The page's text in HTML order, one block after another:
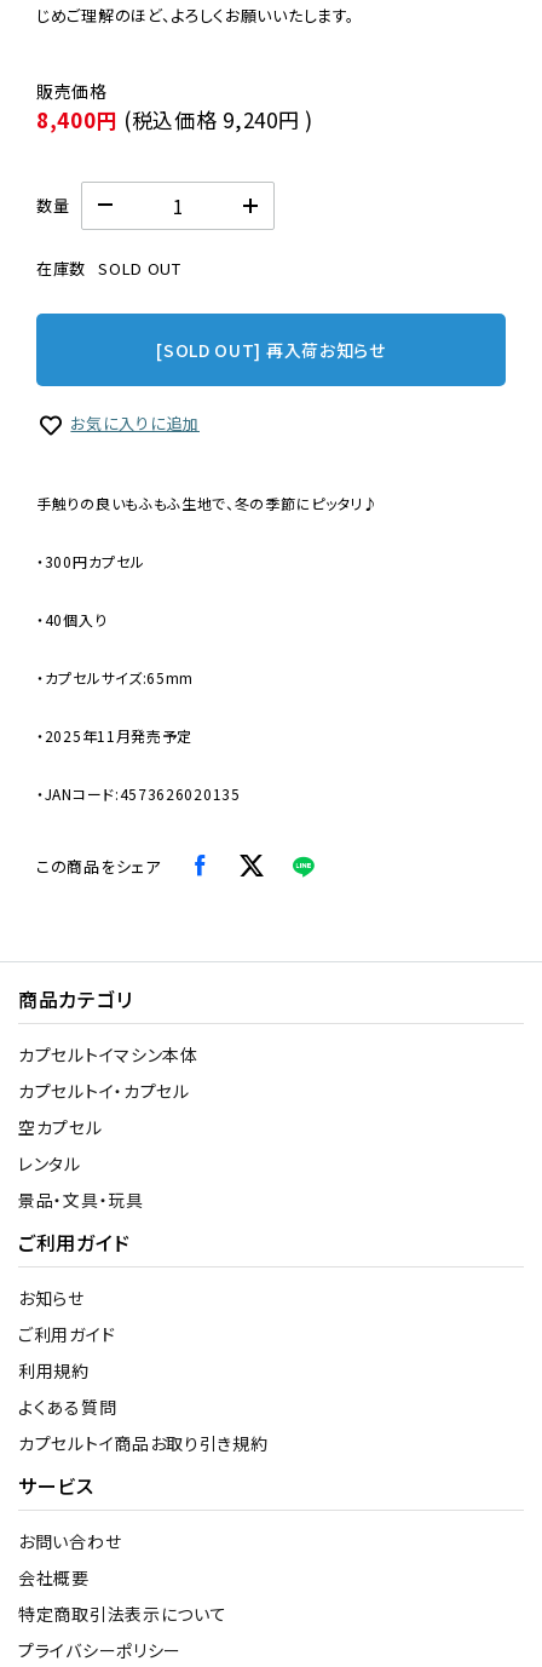
じめご理解のほど、よろしくお願いいたします。
8,400円 (税込価格 9,240円 )
数量
在庫数 SOLD OUT
[SOLD OUT] 再入荷お知らせ
お気に入りに追加
手触りの良いもふもふ生地で、冬の季節にピッタリ♪
・300円カプセル
・40個入り
・カプセルサイズ:65mm
・2025年11月発売予定
・JANコード:4573626020135
この商品をシェア
商品カテゴリ
カプセルトイマシン本体
カプセルトイ・カプセル
空カプセル
レンタル
景品・文具・玩具
ご利用ガイド
お知らせ
ご利用ガイド
利用規約
よくある質問
カプセルトイ商品お取り引き規約
サービス
お問い合わせ
会社概要
特定商取引法表示について
プライバシーポリシー